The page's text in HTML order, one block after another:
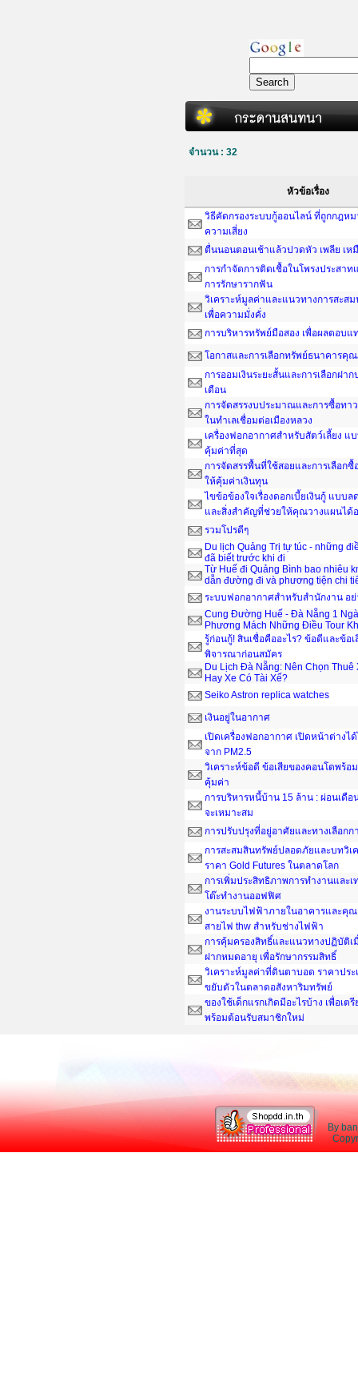
จำนวน : 32
หัวข้อเรื่อง
วิธีคัดกรองระบบกู้ออนไลน์ ที่ถูกกฎหม
ความเสี่ยง
ตื่นนอนตอนเช้าแล้วปวดหัว เพลีย เห
การกำจัดการติดเชื้อในโพรงประสา
การรักษารากฟัน
วิเคราะห์มูลค่าและแนวทางการสะส
เพื่อความมั่งคั่ง
การบริหารทรัพย์มือสอง เพื่อผลตอบแ
โอกาสและการเลือกทรัพย์ธนาคารคุ
การออมเงินระยะสั้นและการเลือกฝาก
เดือน
การจัดสรรงบประมาณและการซื้อทา
ในทำเลเชื่อมต่อเมืองหลวง
เครื่องฟอกอากาศสำหรับสัตว์เลี้ยง แ
คุ้มค่าที่สุด
การจัดสรรพื้นที่ใช้สอยและการเลือก
ให้คุ้มค่าเงินทุน
ไขข้อข้องใจเรื่องดอกเบี้ยเงินกู้ แบบ
และสิ่งสำคัญที่ช่วยให้คุณวางแผนได้
รวมโปรดีๆ
Du lịch Quảng Trị tự túc - những
đã biết trước khi đi
Từ Huế đi Quảng Bình bao nhiêu
dẫn đường đi và phương tiện chi
ระบบฟอกอากาศสำหรับสำนักงาน อ
Cung Đường Huế - Đà Nẵng 1
Phương Mách Những Điều Tour
รู้ก่อนกู้! สินเชื่อคืออะไร? ข้อดีและข้อ
พิจารณาก่อนสมัคร
Du Lịch Đà Nẵng: Nên Chọn Thuê
Hay Xe Có Tài Xế?
Seiko Astron replica watches
เงินอยู่ในอากาศ
เปิดเครื่องฟอกอากาศ เปิดหน้าต่างไ
จาก PM2.5
วิเคราะห์ข้อดี ข้อเสียของคอนโดพร้อ
คุ้มค่า
การบริหารหนี้บ้าน 15 ล้าน : ผ่อนเดือ
จะเหมาะสม
การปรับปรุงที่อยู่อาศัยและทางเลือก
การสะสมสินทรัพย์ปลอดภัยและบทวิเ
ราคา Gold Futures ในตลาดโลก
การเพิ่มประสิทธิภาพการทำงานและ
โต๊ะทํางานออฟฟิศ
งานระบบไฟฟ้าภายในอาคารและคุ
สายไฟ thw สำหรับช่างไฟฟ้า
การคุ้มครองสิทธิ์และแนวทางปฏิบัติ
ฝากหมดอายุ เพื่อรักษากรรมสิทธิ์
วิเคราะห์มูลค่าที่ดินตาบอด ราคาประ
ขยับตัวในตลาดอสังหาริมทรัพย์
ของใช้เด็กแรกเกิดมีอะไรบ้าง เพื่อเต
พร้อมต้อนรับสมาชิกใหม่
By